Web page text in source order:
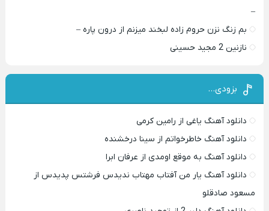
–
بم زنگ نزن حروم زاده لبخند میزنم از درون پاره –
نازنین 2 مجید حسینی
بزودی…
دانلود آهنگ یاغی از رامین کرمی
دانلود آهنگ خاطرخواتم از سینا درخشنده
دانلود آهنگ به موقع اومدی از عرفان ابرا
دانلود آهنگ یار من آفتاب مهتاب ندیدس فرشتس پدیدس از
مسعود صادقلو